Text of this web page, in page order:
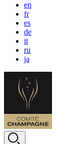
en
fr
es
de
it
ru
ja